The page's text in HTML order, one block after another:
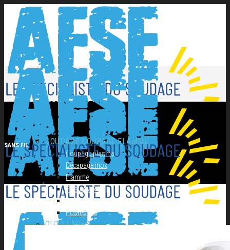
NOS PRODUITS
SOUDAGE COUPAGE FLAMME
Coupage plasma
Décapage inox
Flamme
Postes ARC
Postes MIG
Postes TIG
OUTILLAGES
SANS FIL